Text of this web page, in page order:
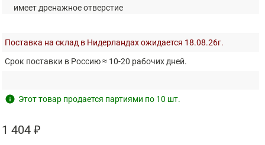
имеет дренажное отверстие
Поставка на склад в Нидерландах ожидается 18.08.26г.
Срок поставки в Россию ≈ 10-20 рабочих дней.
info Этот товар продается партиями по 10 шт.
1 404 ₽